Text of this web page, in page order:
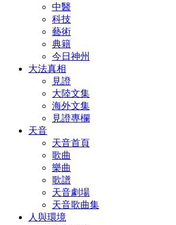
中醫
科技
藝術
典籍
今日神州
大法真相
見證
大陸文集
海外文集
見證專欄
天音
天音首頁
歌曲
樂曲
歌譜
天音劇場
天音歌曲集
人與環境